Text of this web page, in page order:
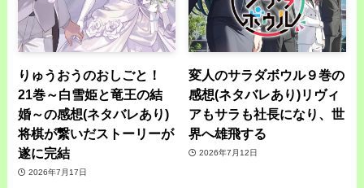
りゅうおうのおしごと！
21巻～白雪姫と竜王の結
婚～の感想(ネタバレあり)
将棋が繋いだストーリーが
遂に完結
2026年7月17日
変人のサラダボウル９巻の
感想(ネタバレあり)リヴィ
アもサラも社長になり、世
界へ雄飛する
2026年7月12日